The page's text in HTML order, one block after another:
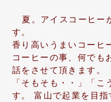
夏。アイスコーヒー
す。
香り高いうまいコーヒ
コーヒーの事、何でも
話をさせて頂きます。
「そもそも・・」「
す。 富山で起業を目